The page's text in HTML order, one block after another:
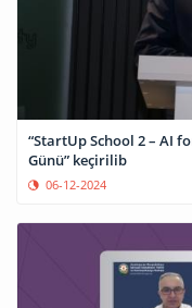
“StartUp School 2 – AI
Günü” keçirilib
06-12-2024